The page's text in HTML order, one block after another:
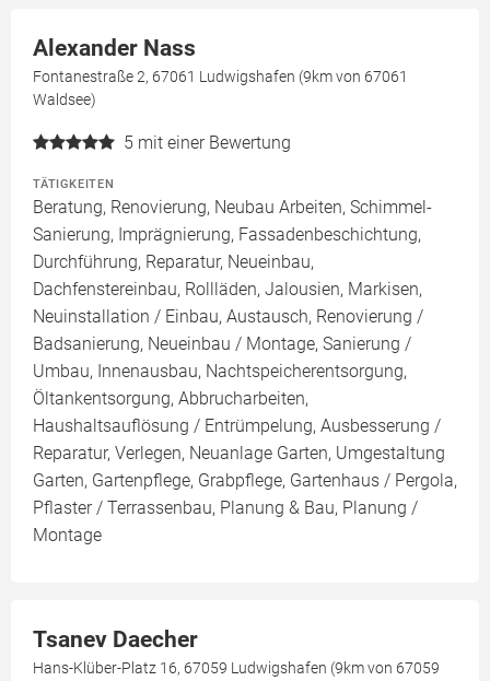
Alexander Nass
Fontanestraße 2, 67061 Ludwigshafen (9km von 67061
Waldsee)
5 mit einer Bewertung
TÄTIGKEITEN
Beratung, Renovierung, Neubau Arbeiten, Schimmel-
Sanierung, Imprägnierung, Fassadenbeschichtung,
Durchführung, Reparatur, Neueinbau,
Dachfenstereinbau, Rollläden, Jalousien, Markisen,
Neuinstallation / Einbau, Austausch, Renovierung /
Badsanierung, Neueinbau / Montage, Sanierung /
Umbau, Innenausbau, Nachtspeicherentsorgung,
Öltankentsorgung, Abbrucharbeiten,
Haushaltsauflösung / Entrümpelung, Ausbesserung /
Reparatur, Verlegen, Neuanlage Garten, Umgestaltung
Garten, Gartenpflege, Grabpflege, Gartenhaus / Pergola,
Pflaster / Terrassenbau, Planung & Bau, Planung /
Montage
Tsanev Daecher
Hans-Klüber-Platz 16, 67059 Ludwigshafen (9km von 67059